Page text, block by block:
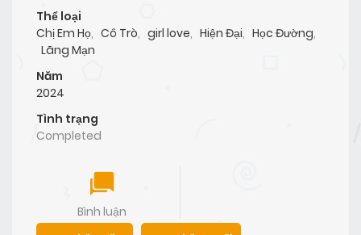
Thể loại
Chị Em Họ, Cô Trò, girl love, Hiện Đại, Học Đường,
Lãng Mạn
Năm
2024
Tình trạng
Completed
Bình luận